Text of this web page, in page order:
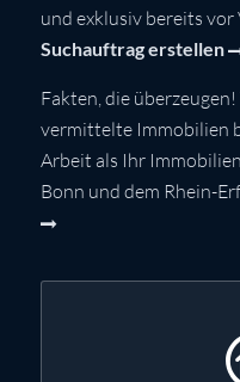
und exklusiv bereits
Suchauftrag erstellen
Fakten, die
vermittelte Immobilien
Arbeit als Ihr
Bonn und dem Rhein-